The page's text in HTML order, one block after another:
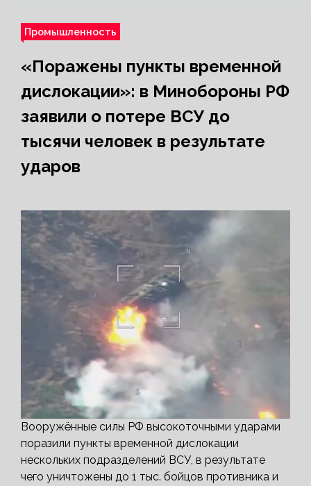
Промышленность
«Поражены пункты временной
дислокации»: в Минобороны РФ
заявили о потере ВСУ до
тысячи человек в результате
ударов
Вооружённые силы РФ высокоточными ударами
поразили пункты временной дислокации
нескольких подразделений ВСУ, в результате
чего уничтожены до 1 тыс. бойцов противника и